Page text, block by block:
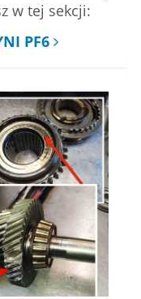
w tej sekcji:
PF6